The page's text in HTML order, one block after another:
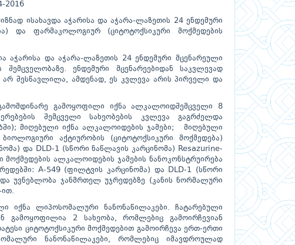
2016
ისახავდა აჭარისა და აჭარა-ლაზეთის 24 ენდემური
და ფარმაკოლოგიურ (ციტოტოქსიკური მოქმედების
აჭარისა და აჭარა-ლაზეთის 24 ენდემური მცენარეული
ენდემური მცენარეებიდან საკვლევად
შესწავლილა, ამდენად, ეს კვლევა არის პირველი და
გამოყოფილი იქნა ალკალოიდშემცველი 8
შემცველი სახეობების კვლევა გაგრძელდა
მიღებული იქნა ალკალოიდების ჯამები; მიღებული
აქტიურობის (ციტოტოქსიკური მოქმედება)
და DLD-1 (სწორი ნაწლავის კარცინომა) Resazurine-
ალკალოიდების ჯამების ნანოკონსტრუირება
A-549 (ფილტვის კარცინომა) და DLD-1 (სწორი
უვნებლობა ჯანმრთელ უჯრედებზე (კანის ნორმალური
ით.
იქნა ლიპოსომალური ნანონაწილაკები. ჩატარებული
გამოყოფილია 2 სახეობა, რომლებიც გამოირჩევიან
ციტოტოქსიკური მოქმედებით გამოირჩევა ერთ-ერთი
ნანონაწილაკები, რომლებიც იმავდროულად